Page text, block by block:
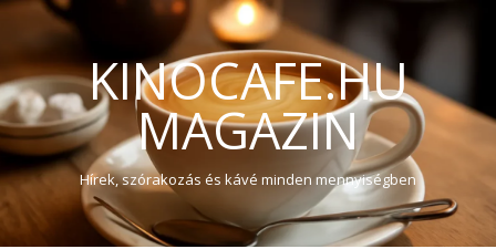
KINOCAFE.HU
MAGAZIN
Hírek, szórakozás és kávé minden mennyiségben